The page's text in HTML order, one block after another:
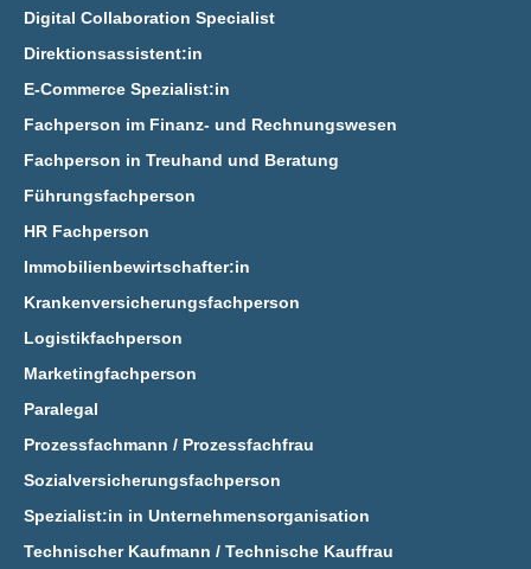
Digital Collaboration Specialist
Direktionsassistent:in
E‑Commerce Spezialist:in
Fachperson im Finanz- und Rechnungswesen
Fachperson in Treuhand und Beratung
Führungsfachperson
HR Fachperson
Immobilienbewirtschafter:in
Krankenversicherungsfachperson
Logistikfachperson
Marketingfachperson
Paralegal
Prozessfachmann / Prozessfachfrau
Sozialversicherungsfachperson
Spezialist:in in Unternehmensorganisation
Technischer Kaufmann / Technische Kauffrau